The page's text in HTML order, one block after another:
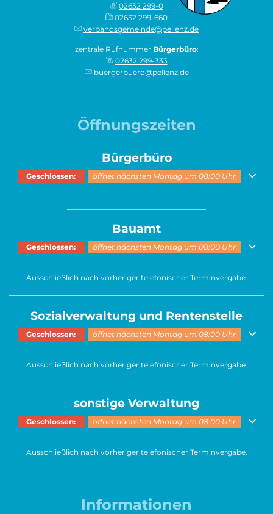
02632 299-0
02632 299-660
verbandsgemeinde@pellenz.de
zentrale Rufnummer Bürgerbüro:
02632 299-333
buergerbuero@pellenz.de
Öffnungszeiten
Bürgerbüro
Klicken, um weitere Öffnungs- oder Schließzeiten auszublenden
Geschlossen: öffnet nächsten Montag um 08:00 Uhr
Bauamt
Klicken, um weitere Öffnungs- oder Schließzeiten auszublenden
Geschlossen: öffnet nächsten Montag um 08:00 Uhr
Ausschließlich nach vorheriger telefonischer Terminvergabe.
Sozialverwaltung und Rentenstelle
Klicken, um weitere Öffnungs- oder Schließzeiten auszublenden
Geschlossen: öffnet nächsten Montag um 08:00 Uhr
Ausschließlich nach vorheriger telefonischer Terminvergabe.
sonstige Verwaltung
Klicken, um weitere Öffnungs- oder Schließzeiten auszublenden
Geschlossen: öffnet nächsten Montag um 08:00 Uhr
Ausschließlich nach vorheriger telefonischer Terminvergabe.
Informationen